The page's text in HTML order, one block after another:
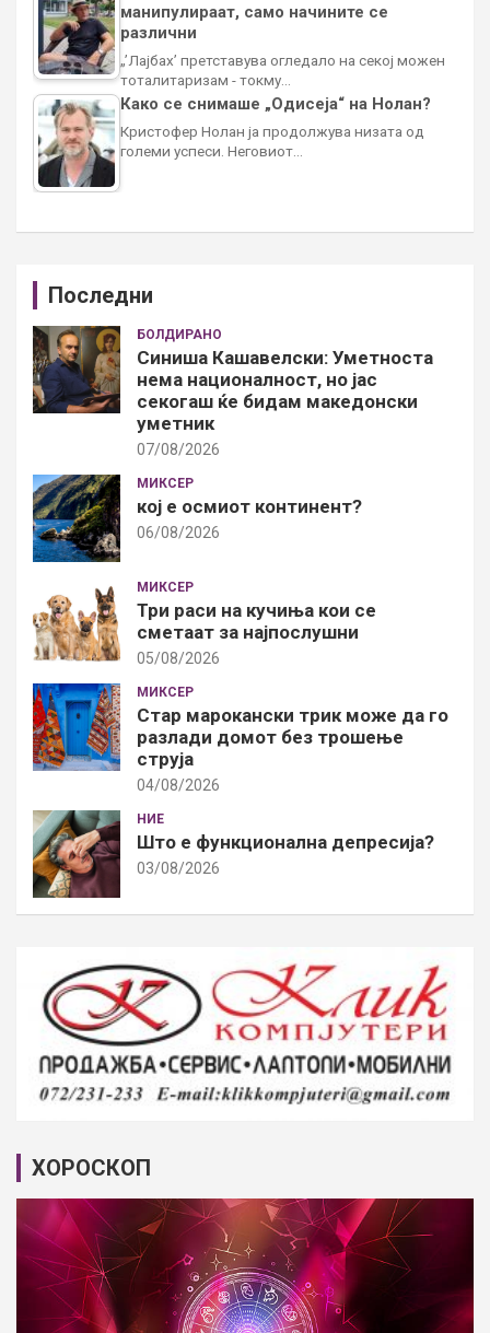
манипулираат, само начините се
различни
„’Лајбах’ претставува огледало на секој можен
тоталитаризам - токму…
Како се снимаше „Одисеја“ на Нолан?
Кристофер Нолан ја продолжува низата од
големи успеси. Неговиот…
Последни
БОЛДИРАНО
Синиша Кашавелски: Уметноста
нема националност, но јас
секогаш ќе бидам македонски
уметник
07/08/2026
МИКСЕР
кој е осмиот континент?
06/08/2026
МИКСЕР
Три раси на кучиња кои се
сметаат за најпослушни
05/08/2026
МИКСЕР
Стар марокански трик може да го
разлади домот без трошење
струја
04/08/2026
НИЕ
Што е функционална депресија?
03/08/2026
ХОРОСКОП